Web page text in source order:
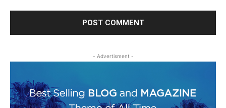
- Advertisment -